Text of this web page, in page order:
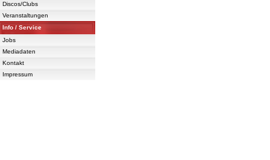
Discos/Clubs
Veranstaltungen
Info / Service
Jobs
Mediadaten
Kontakt
Impressum